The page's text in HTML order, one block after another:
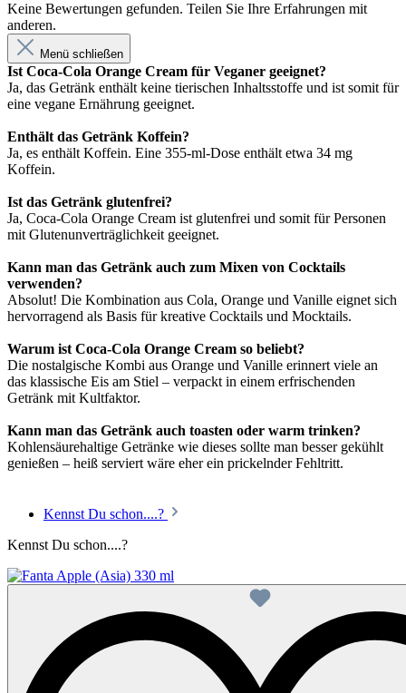
Keine Bewertungen gefunden. Teilen Sie Ihre Erfahrungen mit
anderen.
Menü schließen
Ist Coca-Cola Orange Cream für Veganer geeignet?
Ja, das Getränk enthält keine tierischen Inhaltsstoffe und ist somit für
eine vegane Ernährung geeignet.
Enthält das Getränk Koffein?
Ja, es enthält Koffein. Eine 355-ml-Dose enthält etwa 34 mg
Koffein.
Ist das Getränk glutenfrei?
Ja, Coca-Cola Orange Cream ist glutenfrei und somit für Personen
mit Glutenunverträglichkeit geeignet.
Kann man das Getränk auch zum Mixen von Cocktails
verwenden?
Absolut! Die Kombination aus Cola, Orange und Vanille eignet sich
hervorragend als Basis für kreative Cocktails und Mocktails.
Warum ist Coca-Cola Orange Cream so beliebt?
Die nostalgische Kombi aus Orange und Vanille erinnert viele an
das klassische Eis am Stiel – verpackt in einem erfrischenden
Getränk mit Kultfaktor.
Kann man das Getränk auch toasten oder warm trinken?
Kohlensäurehaltige Getränke wie dieses sollte man besser gekühlt
genießen – heiß serviert wäre eher ein prickelnder Fehltritt.
Kennst Du schon....?
Kennst Du schon....?